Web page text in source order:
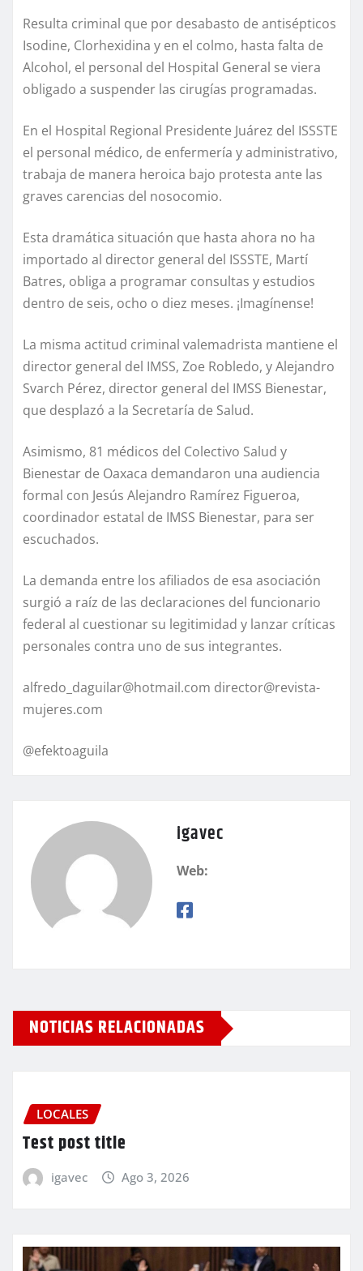
Resulta criminal que por desabasto de antisépticos
Isodine, Clorhexidina y en el colmo, hasta falta de
Alcohol, el personal del Hospital General se viera
obligado a suspender las cirugías programadas.
En el Hospital Regional Presidente Juárez del ISSSTE
el personal médico, de enfermería y administrativo,
trabaja de manera heroica bajo protesta ante las
graves carencias del nosocomio.
Esta dramática situación que hasta ahora no ha
importado al director general del ISSSTE, Martí
Batres, obliga a programar consultas y estudios
dentro de seis, ocho o diez meses. ¡Imagínense!
La misma actitud criminal valemadrista mantiene el
director general del IMSS, Zoe Robledo, y Alejandro
Svarch Pérez, director general del IMSS Bienestar,
que desplazó a la Secretaría de Salud.
Asimismo, 81 médicos del Colectivo Salud y
Bienestar de Oaxaca demandaron una audiencia
formal con Jesús Alejandro Ramírez Figueroa,
coordinador estatal de IMSS Bienestar, para ser
escuchados.
La demanda entre los afiliados de esa asociación
surgió a raíz de las declaraciones del funcionario
federal al cuestionar su legitimidad y lanzar críticas
personales contra uno de sus integrantes.
alfredo_daguilar@hotmail.com director@revista-
mujeres.com
@efektoaguila
igavec
Web:
NOTICIAS RELACIONADAS
LOCALES
Test post title
igavec Ago 3, 2026